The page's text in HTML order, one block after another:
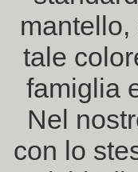
tale
famiglia
Nel
con lo